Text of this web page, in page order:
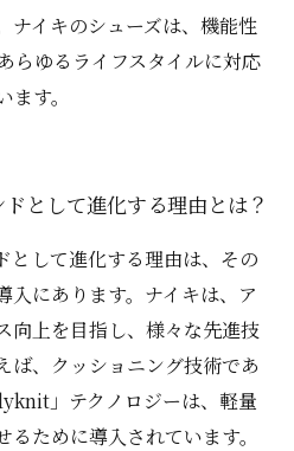
ナイキのシューズは、機能性
らゆるライフスタイルに対応
す。
として進化する理由とは？
として進化する理由は、その
入にあります。ナイキは、ア
向上を目指し、様々な先進技
ば、クッショニング技術であ
」テクノロジーは、軽量
ために導入されています。